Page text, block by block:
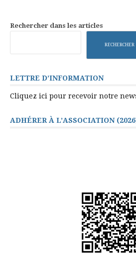
Rechercher dans les articles
RECHERCHER
LETTRE D’INFORMATION
Cliquez ici pour recevoir notre
ADHÉRER À L’ASSOCIATION